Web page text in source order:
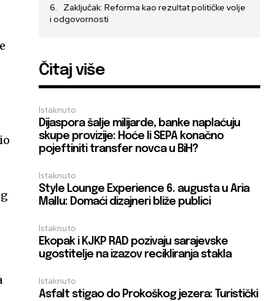
Zaključak: Reforma kao rezultat političke volje
i odgovornosti
Čitaj više
Istaknuto
Dijaspora šalje milijarde, banke naplaćuju
skupe provizije: Hoće li SEPA konačno
pojeftiniti transfer novca u BiH?
Istaknuto
Style Lounge Experience 6. augusta u Aria
Mallu: Domaći dizajneri bliže publici
Istaknuto
Ekopak i KJKP RAD pozivaju sarajevske
ugostitelje na izazov recikliranja stakla
Istaknuto
Asfalt stigao do Prokoškog jezera: Turistički